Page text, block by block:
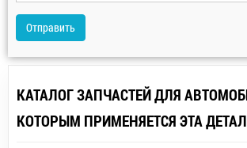
Отправить
КАТАЛОГ ЗАПЧАСТЕЙ ДЛЯ
КОТОРЫМ ПРИМЕНЯЕТСЯ ЭТА